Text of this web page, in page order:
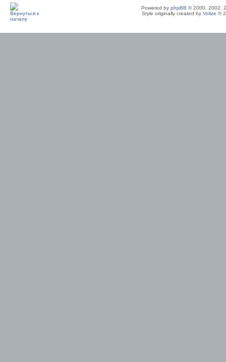
Powered by phpBB © 2000, 2002,
Style originally created by Volize ©